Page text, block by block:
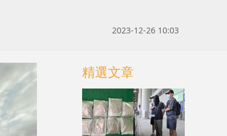
2023-12-26 10:03
精選文章